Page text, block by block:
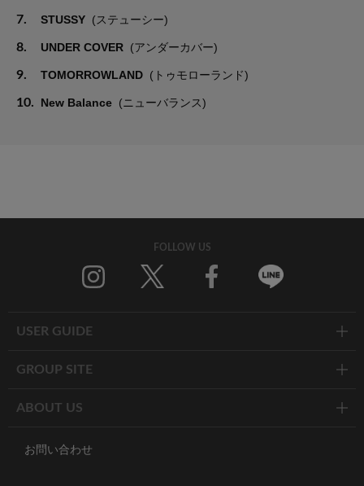
7. STUSSY (ステューシー)
8. UNDER COVER (アンダーカバー)
9. TOMORROWLAND (トゥモローランド)
10. New Balance (ニューバランス)
FOLLOW US
USER GUIDE
GROUP SITE
ABOUT US
お問い合わせ